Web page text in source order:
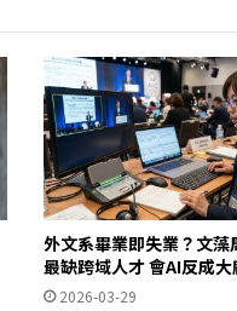
外文系畢業即失業？文藻
最缺跨域人才 會AI反成
2026-03-29